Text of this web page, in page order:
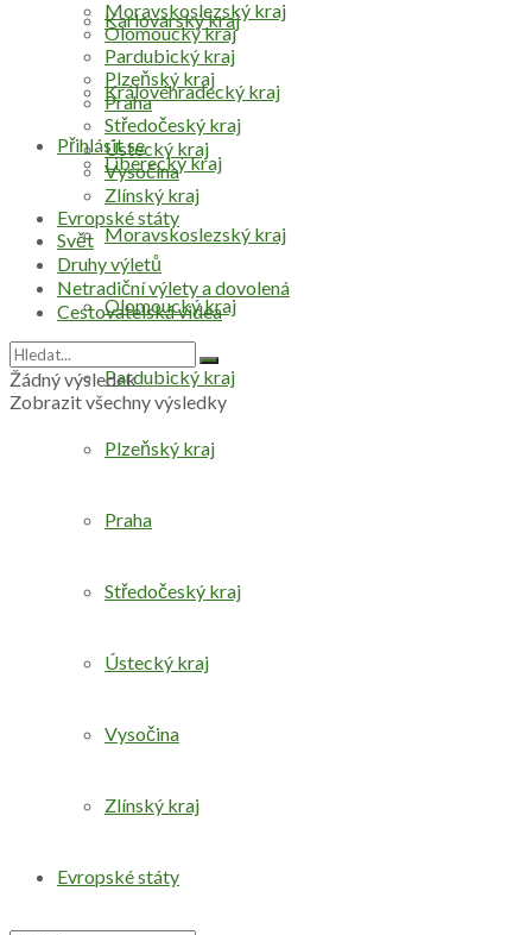
Přihlásit se
Karlovarský kraj
Královéhradecký kraj
Liberecký kraj
Moravskoslezský kraj
Olomoucký kraj
Pardubický kraj
Plzeňský kraj
Praha
Středočeský kraj
Ústecký kraj
Vysočina
Zlínský kraj
Evropské státy
Moravskoslezský kraj
Olomoucký kraj
Pardubický kraj
Plzeňský kraj
Praha
Středočeský kraj
Ústecký kraj
Vysočina
Zlínský kraj
Evropské státy
Svět
Druhy výletů
Netradiční výlety a dovolená
Cestovatelská videa
Žádný výsledek
Zobrazit všechny výsledky